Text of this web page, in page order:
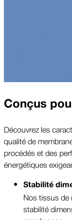
Conçus
Découvrez les
qualité de
procédés et des
énergétiques
Stabilité
Nos tissus de
stabilité